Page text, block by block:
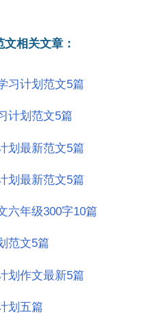
相关文章：
习计划范文5篇
计划范文5篇
划最新范文5篇
划最新范文5篇
六年级300字10篇
范文5篇
划作文最新5篇
划五篇